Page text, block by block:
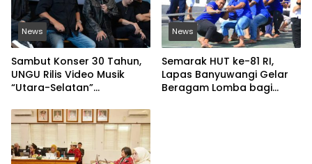
News
Sambut Konser 30 Tahun,
UNGU Rilis Video Musik
“Utara-Selatan”
News
Semarak HUT ke-81 RI,
Lapas Banyuwangi Gelar
Beragam Lomba bagi